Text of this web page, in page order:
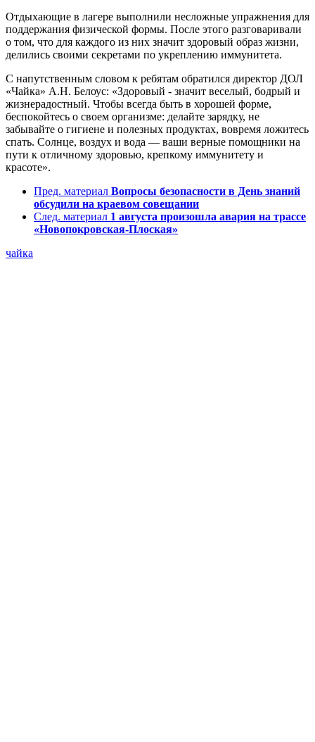
Отдыхающие в лагере выполнили несложные упражнения для
поддержания физической формы. После этого разговаривали
о том, что для каждого из них значит здоровый образ жизни,
делились своими секретами по укреплению иммунитета.
С напутственным словом к ребятам обратился директор ДОЛ
«Чайка» А.Н. Белоус: «Здоровый - значит веселый, бодрый и
жизнерадостный. Чтобы всегда быть в хорошей форме,
беспокойтесь о своем организме: делайте зарядку, не
забывайте о гигиене и полезных продуктах, вовремя ложитесь
спать. Солнце, воздух и вода — ваши верные помощники на
пути к отличному здоровью, крепкому иммунитету и
красоте».
Пред. материал Вопросы безопасности в День знаний
обсудили на краевом совещании
След. материал 1 августа произошла авария на трассе
«Новопокровская-Плоская»
чайка